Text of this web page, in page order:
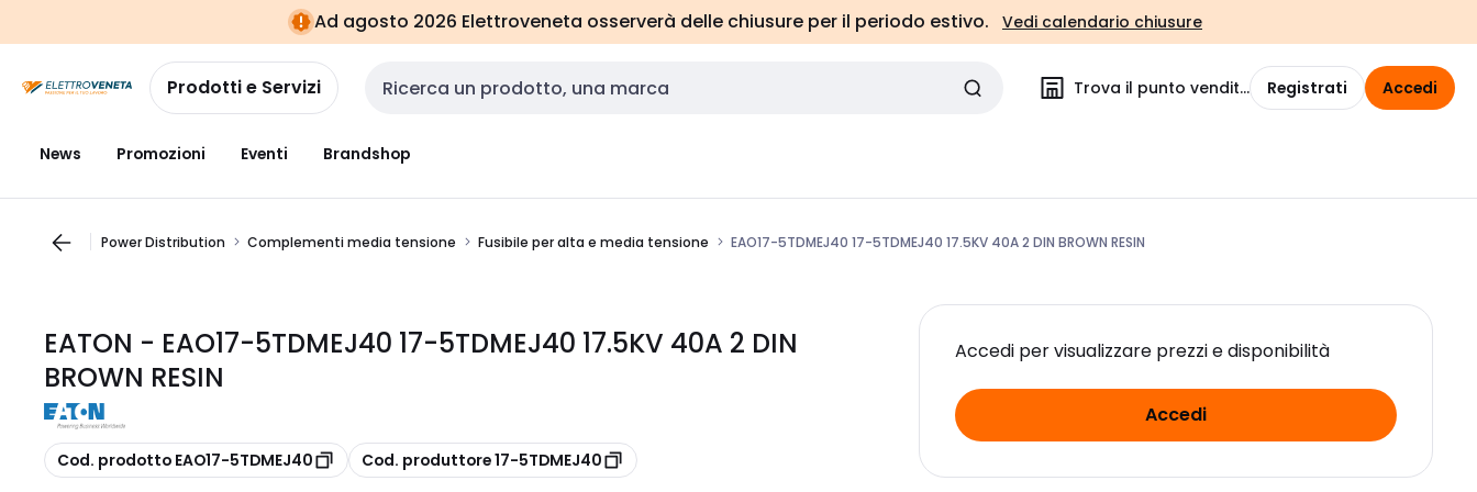
navigazionealla
pagina
Ad agosto 2026 Elettroveneta osserverà delle chiusure per il periodo estivo. Vedi calendario chiusure
Prodotti e Servizi Cerca input Trova il punto vendita Registrati Accedi
News Promozioni Eventi Brandshop
Power Distribution Complementi media tensione Fusibile per alta e media tensione EAO17-5TDMEJ40 17-5TDMEJ40 17.5KV 40A 2 DIN BROWN RESIN
EATON - EAO17-5TDMEJ40 17-5TDMEJ40 17.5KV 40A 2 DIN
BROWN RESIN
copia
Cod. prodotto EAO17-5TDMEJ40 copia
Cod. produttore 17-5TDMEJ40
Accedi per visualizzare prezzi e disponibilità
Accedi